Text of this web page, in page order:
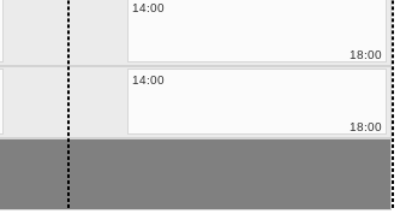
14:00
18:00
14:00
18:00